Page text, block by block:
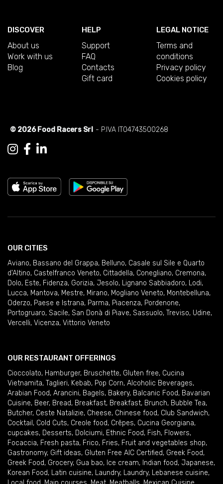
DISCOVER
About us
Work with us
Blog
HELP
Support
FAQ
Contacts
Gift card
LEGAL NOTICE
Terms and
conditions
Privacy policy
Cookies policy
© 2026 Food Racers Srl - P.IVA IT04743500268
OUR CITIES
Aviano, Bassano del Grappa, Belluno, Casale sul Sile e Quarto
d'Altino, Castelfranco Veneto, Cittadella, Conegliano, Cremona,
Dolo, Este, Fidenza, Gorizia, Jesolo, Lignano Sabbiadoro, Lodi,
Lucca, Mantova, Mestre, Mirano, Mogliano Veneto, Montebelluna,
Oderzo, Paese e Istrana, Parma, Piacenza, Pordenone,
Portogruaro, Sacile, San Donà di Piave, Sassuolo, Treviso, Udine,
Vercelli, Vicenza, Vittorio Veneto
OUR RESTAURANT OFFERINGS
Cioccolato, Hamburger, Bruschette, Gluten free, Cucina
Vietnamita, Taglieri, Kebab, Pop Corn, Alcoholic Beverages,
Arabian Food, Arancini, Bagels, Bakery, Balcanic Food, Bavarian
Cuisine, Beer, Bread, Breakfast, Breakfast, Brunch, Bubble Tea,
Butcher, Ceste Natalizie, Cheese, Chinese food, Club Sandwich,
Cocktail , Cold Cuts, Creole food, Crêpes, Cucina Georgiana,
cupcakes, Desserts, Dolciumi, Ethnic Food, Fish, Flowers,
Focaccia, Fresh pasta, Frico, Fries, Fruit and vegetables shop,
Gastronomy, Gift ideas, Gluten Free AIC Certified, Greek Food,
Greek Food, Grocery, Gua bao, Ice cream, Indian food, Japanese,
Korean Food, Latin cuisine, Laundry, Laundry, Lebanese cuisine,